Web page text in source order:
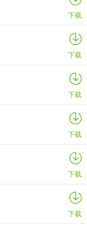
下载
下载
下载
下载
下载
下载